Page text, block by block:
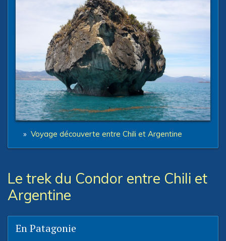
» Voyage découverte entre Chili et Argentine
Le trek du Condor entre Chili et
Argentine
En Patagonie